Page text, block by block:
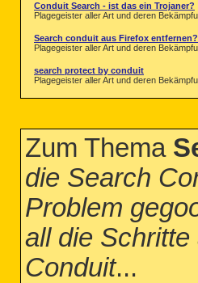
Conduit Search - ist das ein Trojaner?
Plagegeister aller Art und deren
Search conduit aus Firefox entfernen?
Plagegeister aller Art und deren
search protect by conduit
Plagegeister aller Art und deren
Zum Thema
die Search
Problem
all die
Conduit...